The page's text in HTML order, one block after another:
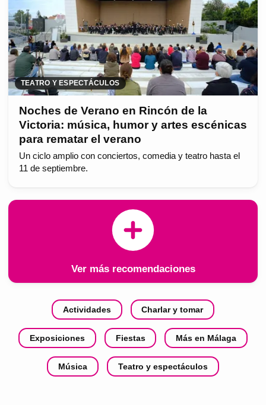
TEATRO Y ESPECTÁCULOS
Noches de Verano en Rincón de la
Victoria: música, humor y artes escénicas
para rematar el verano
Un ciclo amplio con conciertos, comedia y teatro hasta el
11 de septiembre.
Ver más recomendaciones
Actividades Charlar y tomar
Exposiciones Fiestas Más en Málaga
Música Teatro y espectáculos